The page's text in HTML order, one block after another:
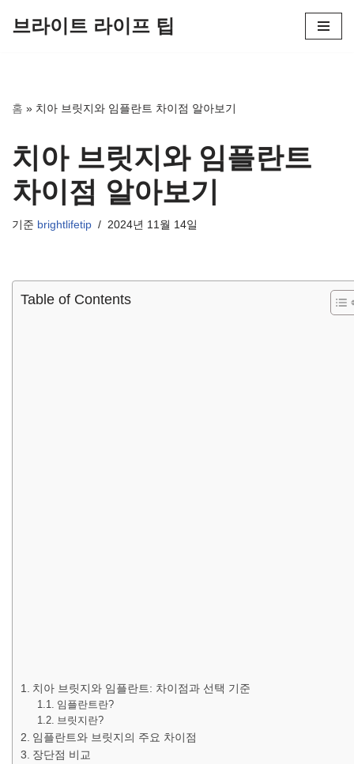
건
뛰
브라이트 라이프 팁
홈 » 치아 브릿지와 임플란트 차이점 알아보기
치아 브릿지와 임플란트
차이점 알아보기
기준 brightlifetip 2024년 11월 14일
Table of Contents
치아 브릿지와 임플란트: 차이점과 선택 기준
임플란트란?
브릿지란?
임플란트와 브릿지의 주요 차이점
장단점 비교